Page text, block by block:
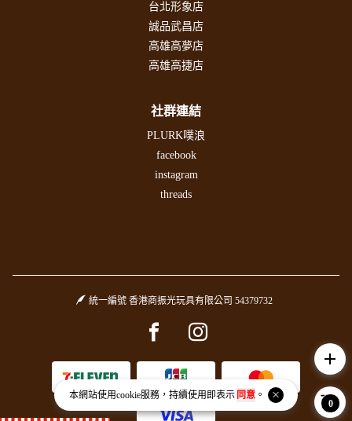
本網站使用cookie服務，持續使用即表示 同意。
台北形象店
誠品武昌店
高雄高夢店
高雄高捷店
社群連結
PLURK噗浪
facebook
instagram
threads
統一編號 香港商振光玩具有限公司 54379732
Facebook pageInstagram page
add
0